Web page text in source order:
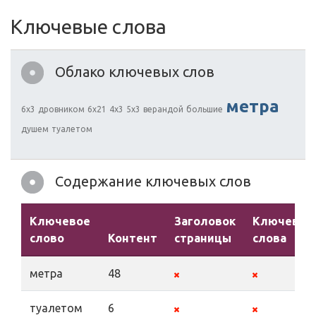
Ключевые слова
Облако ключевых слов
6x3 дровником 6x21 4x3 5x3 верандой большие метра
душем туалетом
Содержание ключевых слов
Ключевое
слово
Контент
Заголовок
страницы
Ключевые
слова
метра 48
туалетом 6